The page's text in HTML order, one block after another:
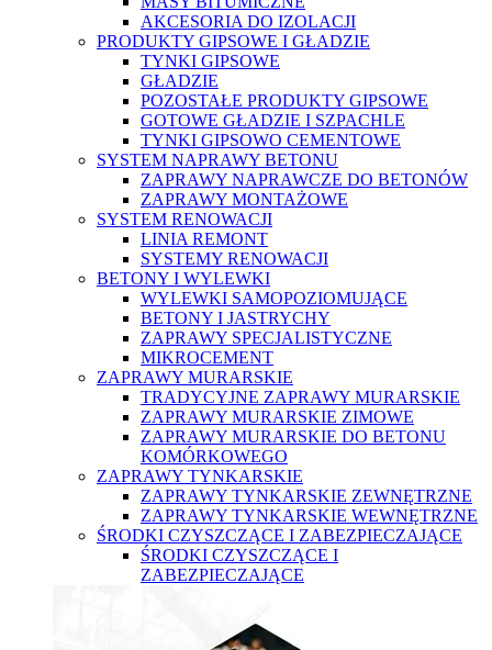
AKCESORIA DO IZOLACJI
PRODUKTY GIPSOWE I GŁADZIE
TYNKI GIPSOWE
GŁADZIE
POZOSTAŁE PRODUKTY GIPSOWE
GOTOWE GŁADZIE I SZPACHLE
TYNKI GIPSOWO CEMENTOWE
SYSTEM NAPRAWY BETONU
ZAPRAWY NAPRAWCZE DO BETONÓW
ZAPRAWY MONTAŻOWE
SYSTEM RENOWACJI
LINIA REMONT
SYSTEMY RENOWACJI
BETONY I WYLEWKI
WYLEWKI SAMOPOZIOMUJĄCE
BETONY I JASTRYCHY
ZAPRAWY SPECJALISTYCZNE
MIKROCEMENT
ZAPRAWY MURARSKIE
TRADYCYJNE ZAPRAWY MURARSKIE
ZAPRAWY MURARSKIE ZIMOWE
ZAPRAWY MURARSKIE DO BETONU
KOMÓRKOWEGO
ZAPRAWY TYNKARSKIE
ZAPRAWY TYNKARSKIE ZEWNĘTRZNE
ZAPRAWY TYNKARSKIE WEWNĘTRZNE
ŚRODKI CZYSZCZĄCE I ZABEZPIECZAJĄCE
ŚRODKI CZYSZCZĄCE I
ZABEZPIECZAJĄCE